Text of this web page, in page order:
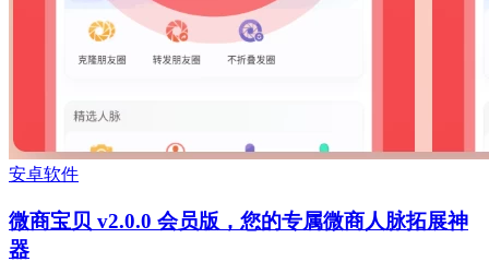
安卓软件
微商宝贝 v2.0.0 会员版，您的专属微商人脉拓展神
器